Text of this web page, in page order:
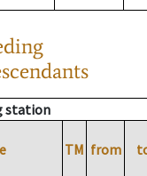
station
TM from